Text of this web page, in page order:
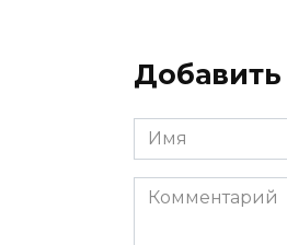
Имя
*
Комментарий